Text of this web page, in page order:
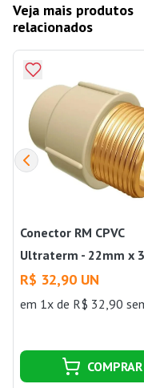
Veja mais produtos
relacionados
Conector RM CPVC
Ultraterm - 22mm x
Krona
R$ 32,90 UN
em 1x de R$ 32,90
COMPRAR